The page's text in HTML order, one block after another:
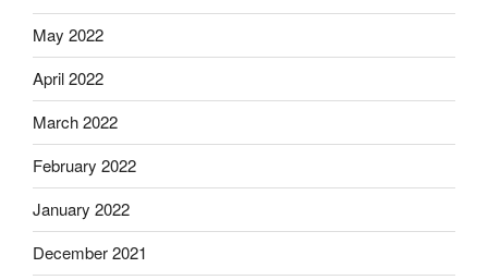
May 2022
April 2022
March 2022
February 2022
January 2022
December 2021